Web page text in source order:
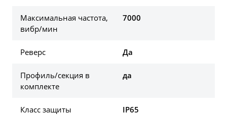
Максимальная частота,
вибр/мин
7000
Реверс Да
Профиль/секция в
комплекте
да
Класс защиты IP65